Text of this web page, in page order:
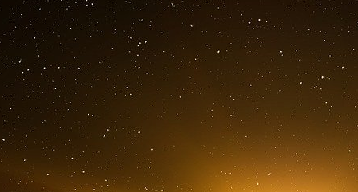
Le dogme du « business as usual » a du
les populations civiles. Ce matin, sur
l’Économie, a braqué les projecteurs sur
TotalEnergies et Engie, pointant le problème
commerciales avec la Russie alors que celle-
Particulièrement mise en cause : la
russes, la poursuite des programmes
avec ces sociétés pas seulement à
alors que le camp occidental cherche à
Participer à l’endiguement de la Russie, une